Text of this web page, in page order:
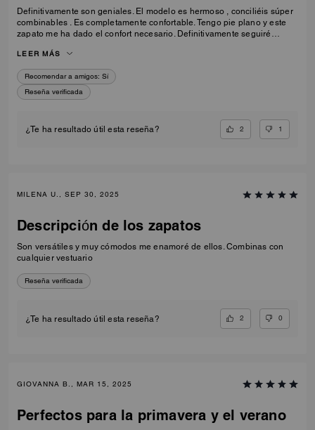
Definitivamente son geniales. El modelo es hermoso , conciliéis súper
combinables . Es completamente confortable. Tengo pie plano y este
zapato me ha dado el confort necesario. Definitivamente seguiré
LEER MÁS
Recomendar a amigos: Sí
Reseña verificada
¿Te ha resultado útil esta reseña? 2 1
MILENA U., SEP 30, 2025
Descripción de los zapatos
Son versátiles y muy cómodos me enamoré de ellos. Combinas con
cualquier vestuario
Reseña verificada
¿Te ha resultado útil esta reseña? 2 0
GIOVANNA B., MAR 15, 2025
Perfectos para la primavera y el verano